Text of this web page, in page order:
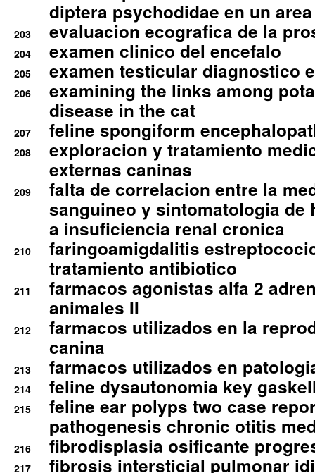
diptera psychodidae en un
203 evaluacion ecografica de la
204 examen clinico del encefalo
205 examen testicular diagnostico
206
examining the links among
disease in the cat
207 feline spongiform
208
exploracion y tratamiento
externas caninas
209
falta de correlacion entre la
sanguineo y sintomatologia de
a insuficiencia renal cronica
210
faringoamigdalitis
tratamiento antibiotico
211
farmacos agonistas alfa 2
animales II
212
farmacos utilizados en la
canina
213 farmacos utilizados en
214 feline dysautonomia key
215
feline ear polyps two case
pathogenesis chronic otitis
216 fibrodisplasia osificante
217
fibrosis intersticial pulmonar